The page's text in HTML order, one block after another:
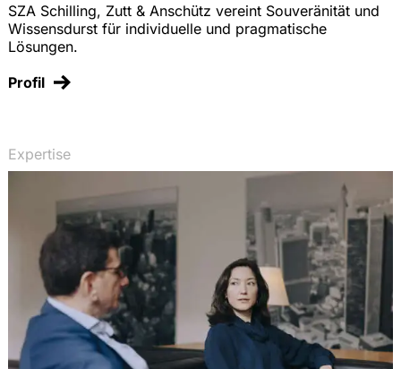
SZA Schilling, Zutt & Anschütz vereint Souveränität und
Wissensdurst für individuelle und pragmatische
Lösungen.
Profil
Expertise